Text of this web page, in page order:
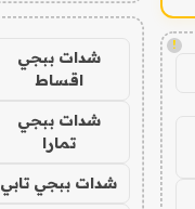
!
شدات ببجي
اقساط
شدات ببجي
تمارا
شدات ببجي تابي